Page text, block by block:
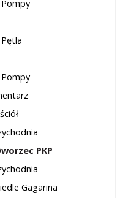
PKP
Gagarina